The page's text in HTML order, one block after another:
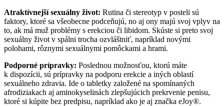
Atraktívnejší sexuálny život: Rutina či stereotyp v posteli sú
faktory, ktoré sa všeobecne podceňujú, no aj ony majú svoj vplyv na
to, ak má muž problémy s erekciou či libidom. Skúste si preto svoj
sexuálny život v spálni trocha ozvláštniť, napríklad novými
polohami, rôznymi sexuálnymi pomôckami a hrami.
Podporné prípravky: Poslednou možnosťou, ktorú máte
k dispozícii, sú prípravky na podporu erekcie a iných oblastí
sexuálneho zdravia. Ide o tabletky založené na spomínaných
afrodiziakach aj aminokyselinách zlepšujúcich prekrvenie penisu,
ktoré si kúpite bez predpisu, napríklad ako je aj značka eJoy®.